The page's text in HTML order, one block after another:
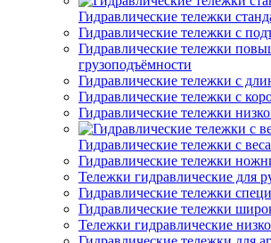
Гидравлические тележки
Гидравлические тележки с
Гидравлические тележки
грузоподъёмности
Гидравлические тележки с
Гидравлические тележки с
Гидравлические тележки
Гидравлические тележки с
Гидравлические тележки
Тележки гидравлические для
Гидравлические тележки
Гидравлические тележки
Тележки гидравлические